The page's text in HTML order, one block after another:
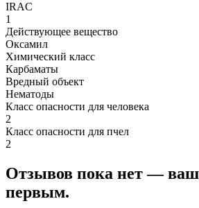
IRAC
1
Действующее вещество
Оксамил
Химический класс
Карбаматы
Вредный объект
Нематоды
Класс опасности для человека
2
Класс опасности для пчел
2
Отзывов пока нет — ваш
первым.